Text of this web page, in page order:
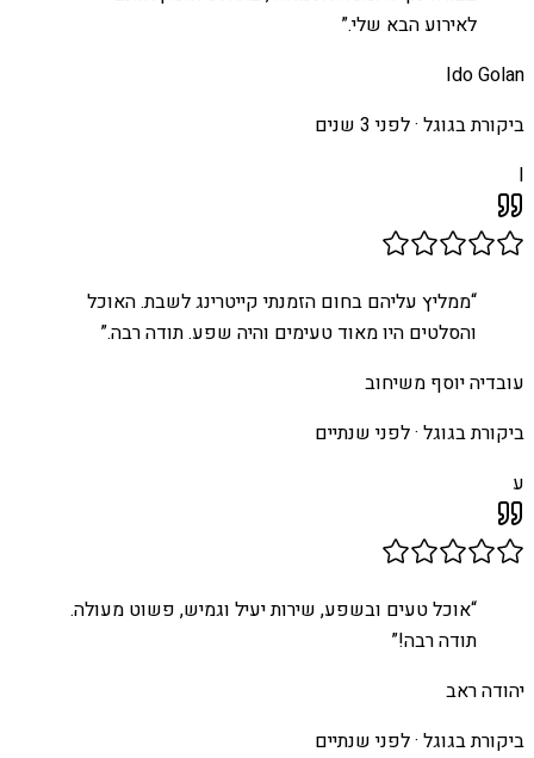
לאירוע הבא שלי.”
Ido Golan
ביקורת בגוגל ·לפני 3 שנים
I
“ממליץ עליהם בחום הזמנתי קייטרינג לשבת. האוכל
והסלטים היו מאוד טעימים והיה שפע. תודה רבה.”
עובדיה יוסף משיחוב
ביקורת בגוגל ·לפני שנתיים
ע
“אוכל טעים ובשפע, שירות יעיל וגמיש, פשוט מעולה.
תודה רבה!”
יהודה ראב
ביקורת בגוגל ·לפני שנתיים